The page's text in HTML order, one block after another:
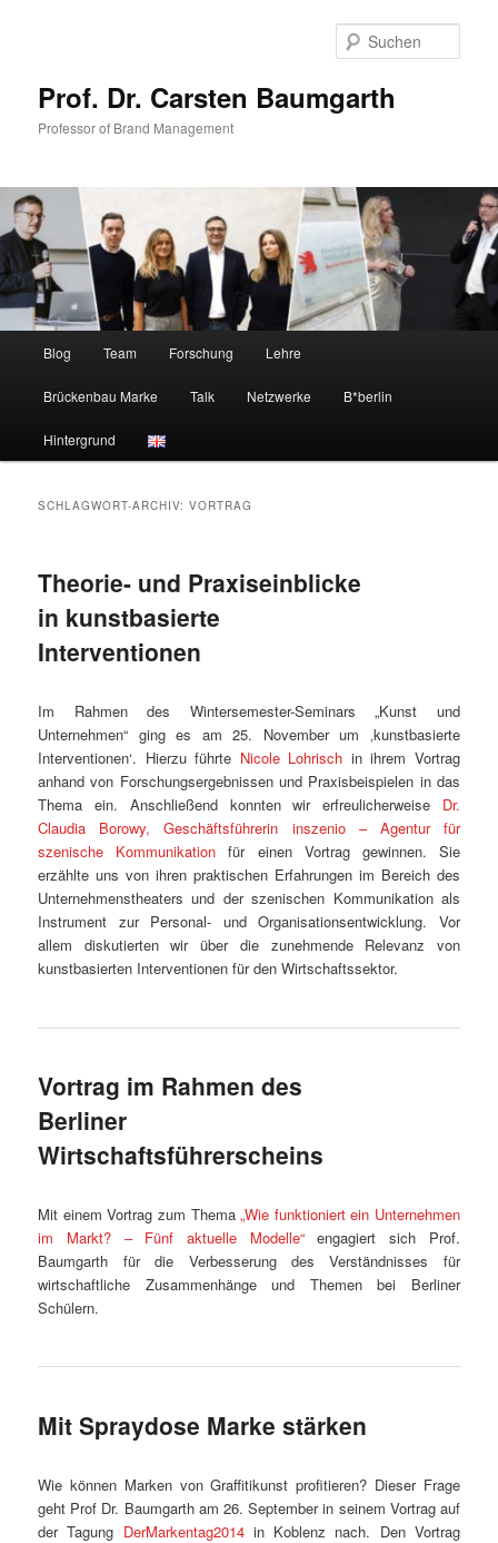
Prof. Dr. Carsten Baumgarth
Professor of Brand Management
Blog Team Forschung Lehre
Brückenbau Marke Talk Netzwerke B*berlin
Hintergrund
SCHLAGWORT-ARCHIV:VORTRAG
Theorie- und Praxiseinblicke
in kunstbasierte
Interventionen
Im Rahmen des Wintersemester-Seminars „Kunst und
Unternehmen“ ging es am 25. November um ‚kunstbasierte
Interventionen‘. Hierzu führte Nicole Lohrisch in ihrem Vortrag
anhand von Forschungsergebnissen und Praxisbeispielen in das
Thema ein. Anschließend konnten wir erfreulicherweise Dr.
Claudia Borowy, Geschäftsführerin inszenio – Agentur für
szenische Kommunikation für einen Vortrag gewinnen. Sie
erzählte uns von ihren praktischen Erfahrungen im Bereich des
Unternehmenstheaters und der szenischen Kommunikation als
Instrument zur Personal- und Organisationsentwicklung. Vor
allem diskutierten wir über die zunehmende Relevanz von
kunstbasierten Interventionen für den Wirtschaftssektor.
Vortrag im Rahmen des
Berliner
Wirtschaftsführerscheins
Mit einem Vortrag zum Thema„Wie funktioniert ein Unternehmen
im Markt? – Fünf aktuelle Modelle“engagiert sich Prof.
Baumgarth für die Verbesserung des Verständnisses für
wirtschaftliche Zusammenhänge und Themen bei Berliner
Schülern.
Mit Spraydose Marke stärken
Wie können Marken von Graffitikunst profitieren? Dieser Frage
geht Prof Dr. Baumgarth am 26. September in seinem Vortrag auf
der Tagung DerMarkentag2014in Koblenz nach. Den Vortrag